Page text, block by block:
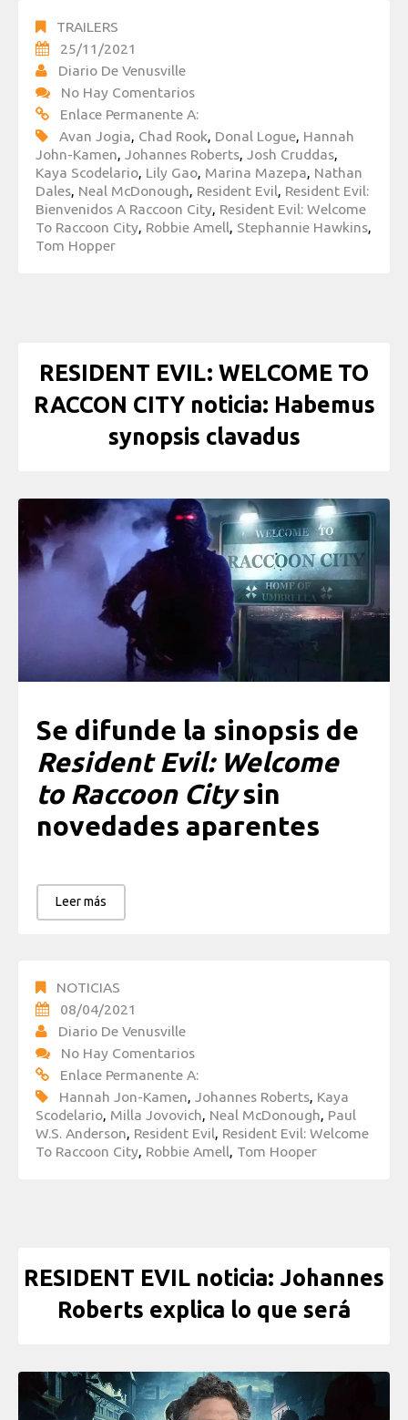
TRAILERS
25/11/2021
Diario De Venusville
No Hay Comentarios
Enlace Permanente A:
Avan Jogia, Chad Rook, Donal Logue, Hannah
John-Kamen, Johannes Roberts, Josh Cruddas,
Kaya Scodelario, Lily Gao, Marina Mazepa, Nathan
Dales, Neal McDonough, Resident Evil, Resident Evil:
Bienvenidos A Raccoon City, Resident Evil: Welcome
To Raccoon City, Robbie Amell, Stephannie Hawkins,
Tom Hopper
RESIDENT EVIL: WELCOME TO
RACCON CITY noticia: Habemus
synopsis clavadus
Se difunde la sinopsis de
Resident Evil: Welcome
to Raccoon Citysin
novedades aparentes
Leer más
NOTICIAS
08/04/2021
Diario De Venusville
No Hay Comentarios
Enlace Permanente A:
Hannah Jon-Kamen
Johannes Roberts Kaya
Scodelario Milla Jovovich Neal McDonough Paul
W.S. Anderson Resident Evil Resident Evil: Welcome
To Raccoon City Robbie Amell Tom Hooper
RESIDENT EVIL noticia: Johannes
Roberts explica lo que será